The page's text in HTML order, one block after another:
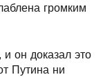
громким
он доказал это
Путина ни